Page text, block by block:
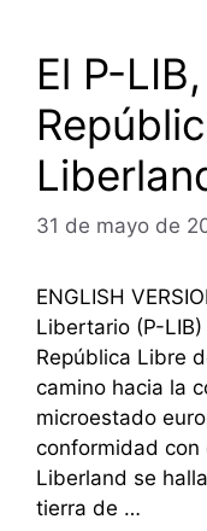
El P-
31 de mayo de
ENGLISH
Libertario (P-
República Libre
camino hacia la
microestado
conformidad con
Liberland se
tierra de …